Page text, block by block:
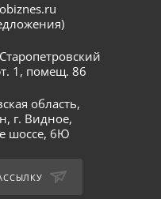
1, помещ. 86
область,
г. Видное,
шоссе, 6Ю